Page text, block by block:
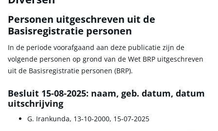
Personen uitgeschreven uit de
Basisregistratie personen
In de periode voorafgaand aan deze publicatie zijn de
volgende personen op grond van de Wet BRP uitgeschreven
uit de Basisregistratie personen (BRP).
Besluit 15-08-2025: naam, geb. datum, datum
uitschrijving
G. Irankunda, 13-10-2000, 15-07-2025